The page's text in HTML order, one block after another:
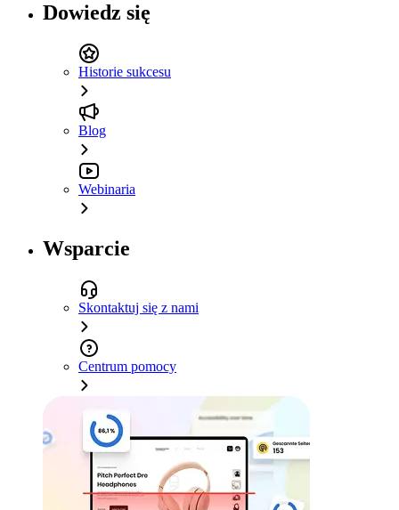
Dowiedz się
Historie sukcesu
Blog
Webinaria
Wsparcie
Skontaktuj się z nami
Centrum pomocy